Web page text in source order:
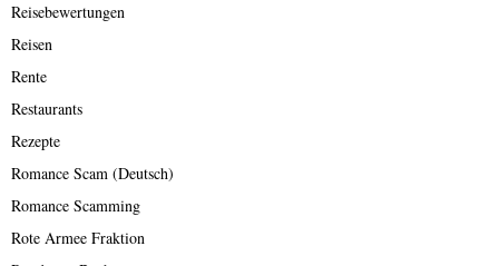
Reisebewertungen
Reisen
Rente
Restaurants
Rezepte
Romance Scam (Deutsch)
Romance Scamming
Rote Armee Fraktion